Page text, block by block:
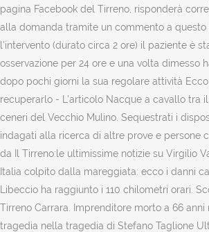
pagina Facebook del Tirreno, risponderà
alla domanda tramite un commento a questo
l’intervento (durato circa 2 ore) il paziente è
osservazione per 24 ore e una volta dimesso
dopo pochi giorni la sua regolare attività
recuperarlo - L'articolo Nacque a cavallo tra il
ceneri del Vecchio Mulino. Sequestrati i
indagati alla ricerca di altre prove e persone
da Il Tirreno:le ultimissime notizie su Virgilio
Italia colpito dalla mareggiata: ecco i danni
Libeccio ha raggiunto i 110 chilometri orari.
Tirreno Carrara. Imprenditore morto a 66 anni
tragedia nella tragedia di Stefano Taglione